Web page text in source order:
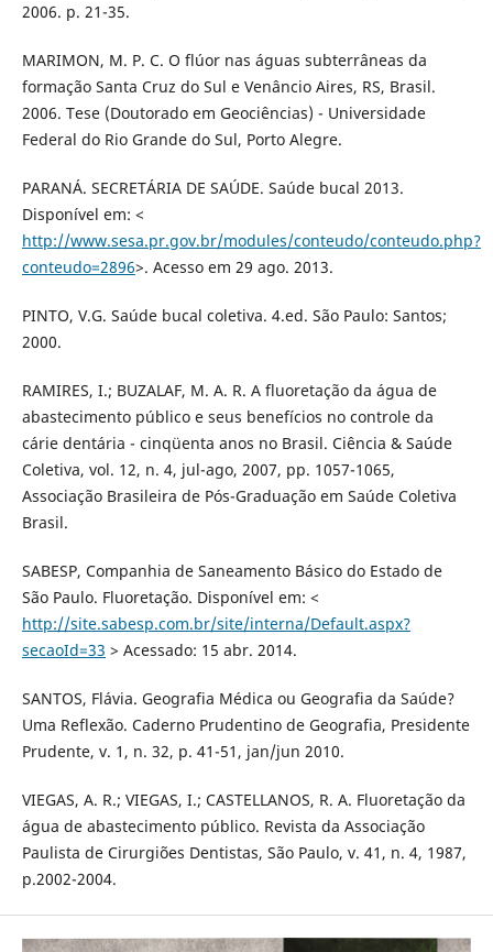
2006. p. 21-35.
MARIMON, M. P. C. O flúor nas águas subterrâneas da
formação Santa Cruz do Sul e Venâncio Aires, RS, Brasil.
2006. Tese (Doutorado em Geociências) - Universidade
Federal do Rio Grande do Sul, Porto Alegre.
PARANÁ. SECRETÁRIA DE SAÚDE. Saúde bucal 2013.
Disponível em: <
http://www.sesa.pr.gov.br/modules/conteudo/conteudo.php?
conteudo=2896>. Acesso em 29 ago. 2013.
PINTO, V.G. Saúde bucal coletiva. 4.ed. São Paulo: Santos;
2000.
RAMIRES, I.; BUZALAF, M. A. R. A fluoretação da água de
abastecimento público e seus benefícios no controle da
cárie dentária - cinqüenta anos no Brasil. Ciência & Saúde
Coletiva, vol. 12, n. 4, jul-ago, 2007, pp. 1057-1065,
Associação Brasileira de Pós-Graduação em Saúde Coletiva
Brasil.
SABESP, Companhia de Saneamento Básico do Estado de
São Paulo. Fluoretação. Disponível em: <
http://site.sabesp.com.br/site/interna/Default.aspx?
secaoId=33 > Acessado: 15 abr. 2014.
SANTOS, Flávia. Geografia Médica ou Geografia da Saúde?
Uma Reflexão. Caderno Prudentino de Geografia, Presidente
Prudente, v. 1, n. 32, p. 41-51, jan/jun 2010.
VIEGAS, A. R.; VIEGAS, I.; CASTELLANOS, R. A. Fluoretação da
água de abastecimento público. Revista da Associação
Paulista de Cirurgiões Dentistas, São Paulo, v. 41, n. 4, 1987,
p.2002-2004.